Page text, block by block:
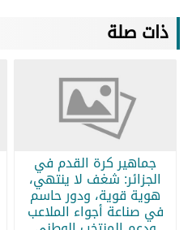
ذات صلة
جماهير كرة القدم في
الجزائر: شغف لا ينتهي،
هوية قوية، ودور حاسم
في صناعة أجواء الملاعب